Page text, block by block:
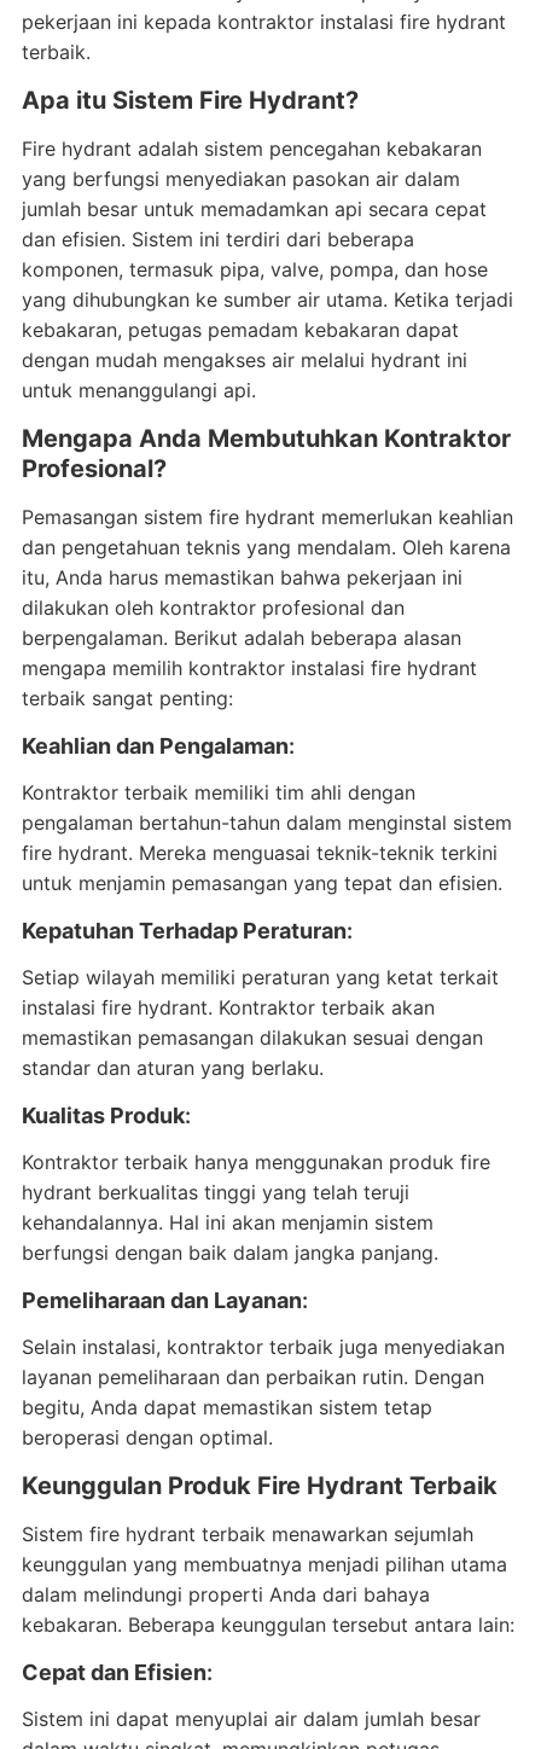
pekerjaan ini kepada kontraktor instalasi fire hydrant
terbaik.
Apa itu Sistem Fire Hydrant?
Fire hydrant adalah sistem pencegahan kebakaran
yang berfungsi menyediakan pasokan air dalam
jumlah besar untuk memadamkan api secara cepat
dan efisien. Sistem ini terdiri dari beberapa
komponen, termasuk pipa, valve, pompa, dan hose
yang dihubungkan ke sumber air utama. Ketika terjadi
kebakaran, petugas pemadam kebakaran dapat
dengan mudah mengakses air melalui hydrant ini
untuk menanggulangi api.
Mengapa Anda Membutuhkan Kontraktor
Profesional?
Pemasangan sistem fire hydrant memerlukan keahlian
dan pengetahuan teknis yang mendalam. Oleh karena
itu, Anda harus memastikan bahwa pekerjaan ini
dilakukan oleh kontraktor profesional dan
berpengalaman. Berikut adalah beberapa alasan
mengapa memilih kontraktor instalasi fire hydrant
terbaik sangat penting:
Keahlian dan Pengalaman:
Kontraktor terbaik memiliki tim ahli dengan
pengalaman bertahun-tahun dalam menginstal sistem
fire hydrant. Mereka menguasai teknik-teknik terkini
untuk menjamin pemasangan yang tepat dan efisien.
Kepatuhan Terhadap Peraturan:
Setiap wilayah memiliki peraturan yang ketat terkait
instalasi fire hydrant. Kontraktor terbaik akan
memastikan pemasangan dilakukan sesuai dengan
standar dan aturan yang berlaku.
Kualitas Produk:
Kontraktor terbaik hanya menggunakan produk fire
hydrant berkualitas tinggi yang telah teruji
kehandalannya. Hal ini akan menjamin sistem
berfungsi dengan baik dalam jangka panjang.
Pemeliharaan dan Layanan:
Selain instalasi, kontraktor terbaik juga menyediakan
layanan pemeliharaan dan perbaikan rutin. Dengan
begitu, Anda dapat memastikan sistem tetap
beroperasi dengan optimal.
Keunggulan Produk Fire Hydrant Terbaik
Sistem fire hydrant terbaik menawarkan sejumlah
keunggulan yang membuatnya menjadi pilihan utama
dalam melindungi properti Anda dari bahaya
kebakaran. Beberapa keunggulan tersebut antara lain:
Cepat dan Efisien:
Sistem ini dapat menyuplai air dalam jumlah besar